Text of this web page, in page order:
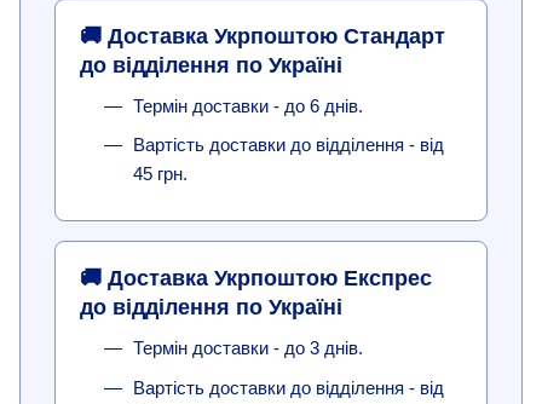
🚚 Доставка Укрпоштою Стандарт
до відділення по Україні
Термін доставки - до 6 днів.
Вартість доставки до відділення - від
45 грн.
🚚 Доставка Укрпоштою Експрес
до відділення по Україні
Термін доставки - до 3 днів.
Вартість доставки до відділення - від